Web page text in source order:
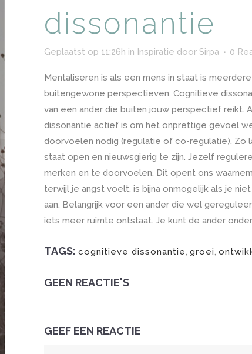
dissonantie
Geplaatst op 11:26h in Inspiratie door Sirpa 0
Mentaliseren is als een mens in staat is
buitengewone perspectieven. Cognitieve
van een ander die buiten jouw perspectief
dissonantie actief is om het onprettige gevoel
doorvoelen nodig (regulatie of co-regulatie). Zo
staat open en nieuwsgierig te zijn. Jezelf
merken en te doorvoelen. Dit opent ons
terwijl je angst voelt, is bijna onmogelijk als je
aan. Belangrijk voor een ander die wel
iets meer ruimte ontstaat. Je kunt de ander
TAGS: cognitieve dissonantie, groei,
GEEN REACTIE'S
GEEF EEN REACTIE